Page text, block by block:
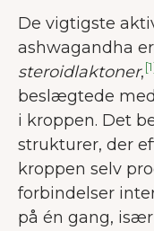
De vigtigste
ashwagandha er
steroidlaktoner,
beslægtede med
i kroppen. Det
strukturer, der
kroppen selv
forbindelser
på én gang,